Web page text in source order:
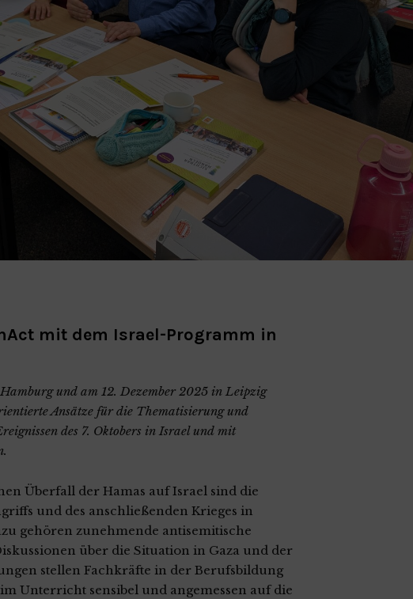
mit dem Israel-Programm in
und am 12. Dezember 2025 in Leipzig
Ansätze für die Thematisierung und
des 7. Oktobers in Israel und mit
Überfall der Hamas auf Israel sind die
und des anschließenden Krieges in
gehören zunehmende antisemitische
über die Situation in Gaza und der
stellen Fachkräfte in der Berufsbildung
Unterricht sensibel und angemessen auf die